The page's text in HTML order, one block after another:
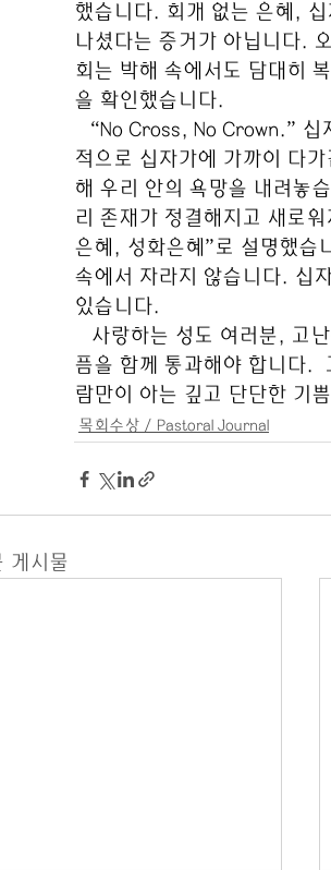
했습니다. 회개 없는 은혜,
나셨다는 증거가 아닙니다.
회는 박해 속에서도 담대히
을 확인했습니다.
“No Cross, No Crown.” 십
적으로 십자가에 가까이 다
해 우리 안의 욕망을 내려놓
리 존재가 정결해지고 새로
은혜, 성화은혜”로 설명했습
속에서 자라지 않습니다. 십
있습니다.
사랑하는 성도 여러분, 고난
픔을 함께 통과해야 합니다.
람만이 아는 깊고 단단한 기
목회수상 / Pastoral Journal
게시물